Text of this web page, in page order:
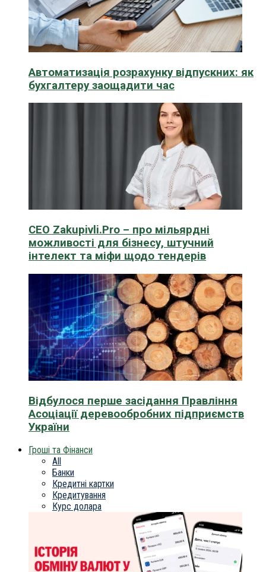
Автоматизація розрахунку відпускних: як
бухгалтеру заощадити час
CEO Zakupivli.Pro – про мільярдні
можливості для бізнесу, штучний
інтелект та міфи щодо тендерів
Відбулося перше засідання Правління
Асоціації деревообробних підприємств
України
Гроші та Фінанси
All
Банки
Кредитні картки
Кредитування
Курс долара